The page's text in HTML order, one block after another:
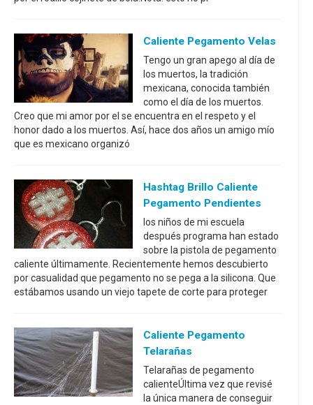
Caliente Pegamento Velas
Tengo un gran apego al día de
los muertos, la tradición
mexicana, conocida también
como el día de los muertos.
Creo que mi amor por el se encuentra en el respeto y el
honor dado a los muertos. Así, hace dos años un amigo mío
que es mexicano organizó
Hashtag Brillo Caliente
Pegamento Pendientes
los niños de mi escuela
después programa han estado
sobre la pistola de pegamento
caliente últimamente. Recientemente hemos descubierto
por casualidad que pegamento no se pega a la silicona. Que
estábamos usando un viejo tapete de corte para proteger
Caliente Pegamento
Telarañas
Telarañas de pegamento
calienteÚltima vez que revisé
la única manera de conseguir